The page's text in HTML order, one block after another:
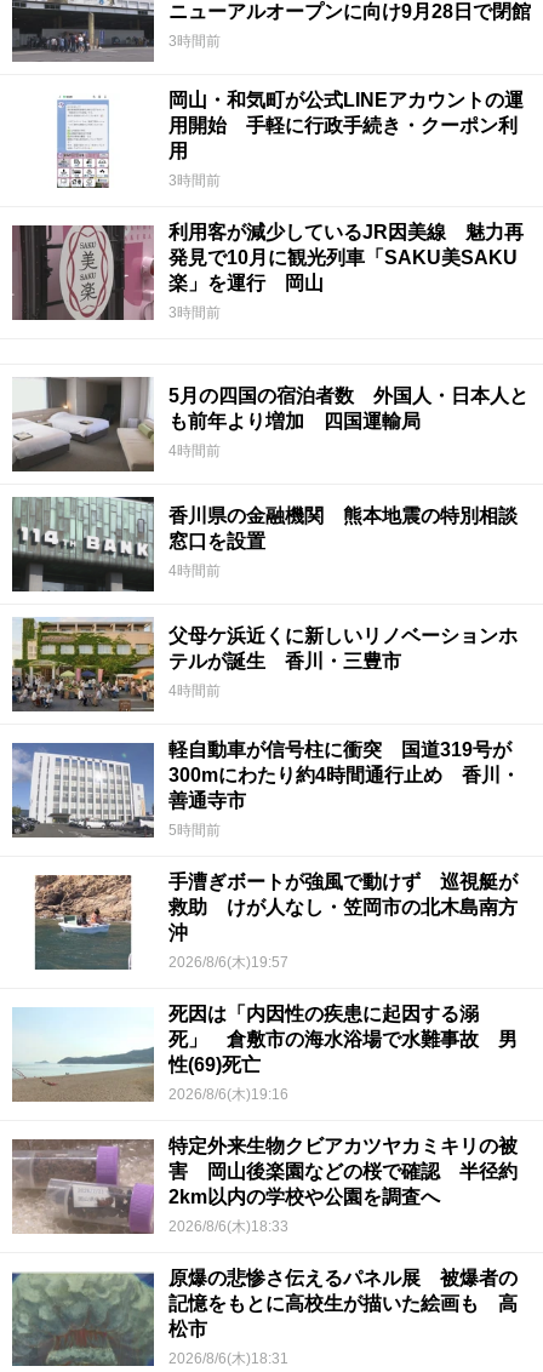
ニューアルオープンに向け9月28日で閉館
3時間前
岡山・和気町が公式LINEアカウントの運
用開始 手軽に行政手続き・クーポン利
用
3時間前
利用客が減少しているJR因美線 魅力再
発見で10月に観光列車「SAKU美SAKU
楽」を運行 岡山
3時間前
5月の四国の宿泊者数 外国人・日本人と
も前年より増加 四国運輸局
4時間前
香川県の金融機関 熊本地震の特別相談
窓口を設置
4時間前
父母ケ浜近くに新しいリノベーションホ
テルが誕生 香川・三豊市
4時間前
軽自動車が信号柱に衝突 国道319号が
300mにわたり約4時間通行止め 香川・
善通寺市
5時間前
手漕ぎボートが強風で動けず 巡視艇が
救助 けが人なし・笠岡市の北木島南方
沖
2026/8/6(木)19:57
死因は「内因性の疾患に起因する溺
死」 倉敷市の海水浴場で水難事故 男
性(69)死亡
2026/8/6(木)19:16
特定外来生物クビアカツヤカミキリの被
害 岡山後楽園などの桜で確認 半径約
2km以内の学校や公園を調査へ
2026/8/6(木)18:33
原爆の悲惨さ伝えるパネル展 被爆者の
記憶をもとに高校生が描いた絵画も 高
松市
2026/8/6(木)18:31